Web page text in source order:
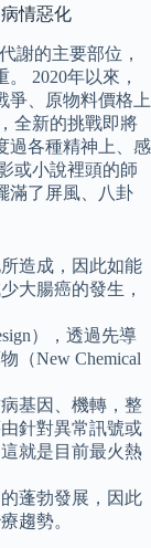
情惡化
謝的主要部位，
2020年以來，
爭、原物料價格上
全新的挑戰即將
過各種精神上、感
或小說裡頭的師
滿了屏風、八卦
造成，因此如能
大腸癌的發生，
），透過先導
（New Chemical
基因、機轉，整
針對異常訊號或
就是目前最火熱
蓬勃發展，因此
趨勢。